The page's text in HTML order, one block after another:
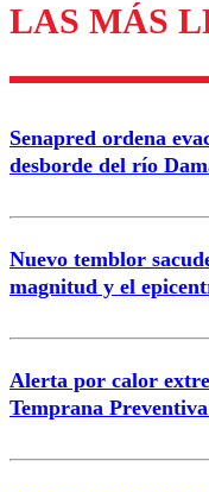
LAS MÁS
Senapred ordena
desborde del río
Nuevo temblor
magnitud y el
Alerta por calor
Temprana